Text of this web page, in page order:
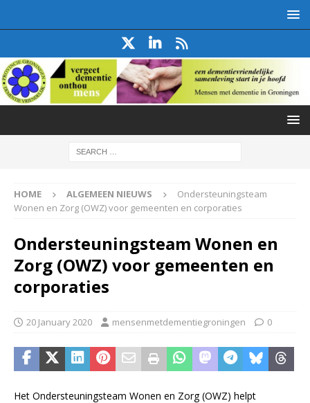
HOME ALGEMEEN NIEUWS
Ondersteuningsteam
Wonen en Zorg (OWZ) voor gemeenten en corporaties
Ondersteuningsteam Wonen en
Zorg (OWZ) voor gemeenten en
corporaties
20 January 2020 mensenmetdementiegroningen 0
Het Ondersteuningsteam Wonen en Zorg (OWZ) helpt